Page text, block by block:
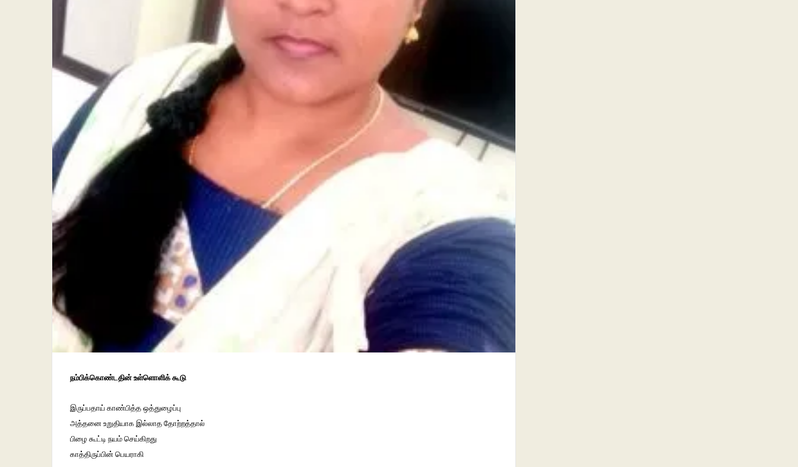
நம்பிக்கொண்டதின் உள்ளொளிக் கூடு
இருப்பதாய் காண்பித்த ஒத்துழைப்பு
அத்தனை உறுதியாக இல்லாத தோற்றத்தால்
பிழை கூட்டி நயம் செய்கிறது
காத்திருப்பின் பெயராகி